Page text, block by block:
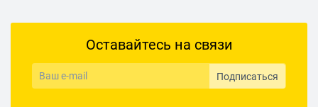
Оставайтесь на связи
Подписаться